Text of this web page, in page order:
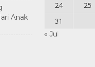
Anak
24
25
31
« Jul